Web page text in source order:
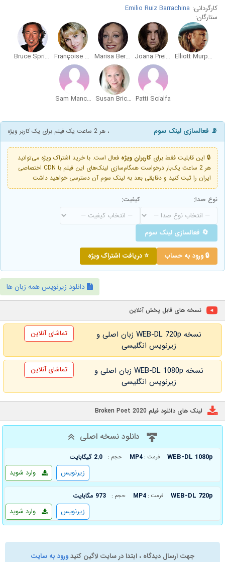
کارگردانی: Emilio Ruiz Barrachina
ستارگان:
Elliott Murphy
Joana Preiss
Marisa Berenson
Françoise Viallon
Bruce Springsteen
Patti Scialfa
Susan Brickell
Sam Mancuso
📡 فعالسازی لینک سوم ، هر 2 ساعت یک فیلم برای یک کاربر ویژه
🔒 این قابلیت فقط برای کاربران ویژه فعال است. با خرید اشتراک ویژه می‌توانید
هر 2 ساعت یک‌بار درخواست همگام‌سازی لینک‌های این فیلم با CDN اختصاصی
ایران را ثبت کنید و دقایقی بعد به لینک سوم آن دسترسی خواهید داشت
نوع صدا: کیفیت:
🔄 فعالسازی لینک سوم
🔒 ورود به حساب ⭐ دریافت اشتراک ویژه
دانلود زیرنویس همه زبان ها
نسخه های قابل پخش آنلاین
نسخه WEB-DL 720p زبان اصلی و
زیرنویس انگلیسی
تماشای آنلاین
نسخه WEB-DL 1080p زبان اصلی و
زیرنویس انگلیسی
تماشای آنلاین
لینک های دانلود فیلم Broken Poet 2020
دانلود نسخه اصلی
WEB-DL 1080p فرمت : MP4 حجم : 2.0 گیگابایت
وارد شوید زیرنویس
WEB-DL 720p فرمت : MP4 حجم : 973 مگابایت
وارد شوید زیرنویس
جهت ارسال دیدگاه ، ابتدا در سایت لاگین کنیدورود به سایت